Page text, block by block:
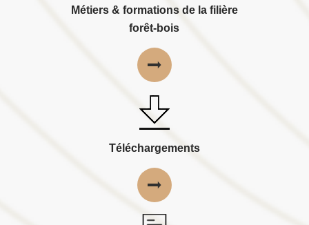
Métiers & formations de la filière
forêt-bois
Téléchargements